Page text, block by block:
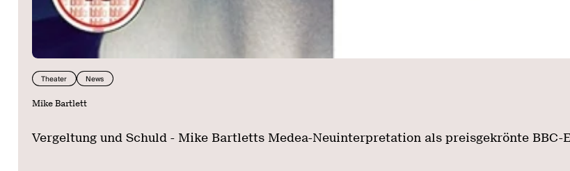
Theater News
Mike Bartlett
Vergeltung und Schuld - Mike Bartletts Medea-Neuinterpretation als preisgekrönte BBC-